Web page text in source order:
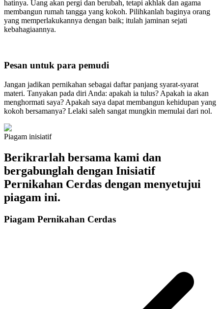
hatinya. Uang akan pergi dan berubah, tetapi akhlak dan agama
membangun rumah tangga yang kokoh. Pilihkanlah baginya orang
yang memperlakukannya dengan baik; itulah jaminan sejati
kebahagiaannya.
Pesan untuk para pemudi
Jangan jadikan pernikahan sebagai daftar panjang syarat-syarat
materi. Tanyakan pada diri Anda: apakah ia tulus? Apakah ia akan
menghormati saya? Apakah saya dapat membangun kehidupan yang
kokoh bersamanya? Lelaki saleh sangat mungkin memulai dari nol.
Piagam inisiatif
Berikrarlah bersama kami dan
bergabunglah dengan Inisiatif
Pernikahan Cerdas dengan menyetujui
piagam ini.
Piagam Pernikahan Cerdas